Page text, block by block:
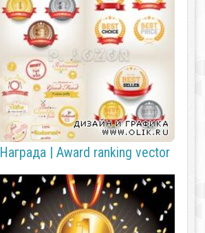
Награда | Award ranking vector